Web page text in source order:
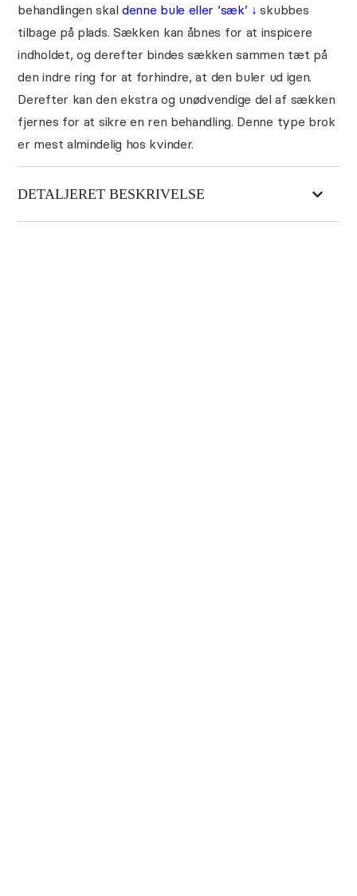
behandlingen skal denne bule eller ‘sæk’ ↓skubbes
tilbage på plads. Sækken kan åbnes for at inspicere
indholdet, og derefter bindes sækken sammen tæt på
den indre ring for at forhindre, at den buler ud igen.
Derefter kan den ekstra og unødvendige del af sækken
fjernes for at sikre en ren behandling. Denne type brok
er mest almindelig hos kvinder.
DETALJERET BESKRIVELSE